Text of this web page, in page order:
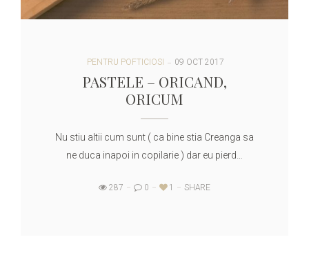
PENTRU POFTICIOSI 09 OCT 2017
PASTELE – ORICAND,
ORICUM
Nu stiu altii cum sunt ( ca bine stia Creanga sa
ne duca inapoi in copilarie ) dar eu pierd…
287 0 1 SHARE